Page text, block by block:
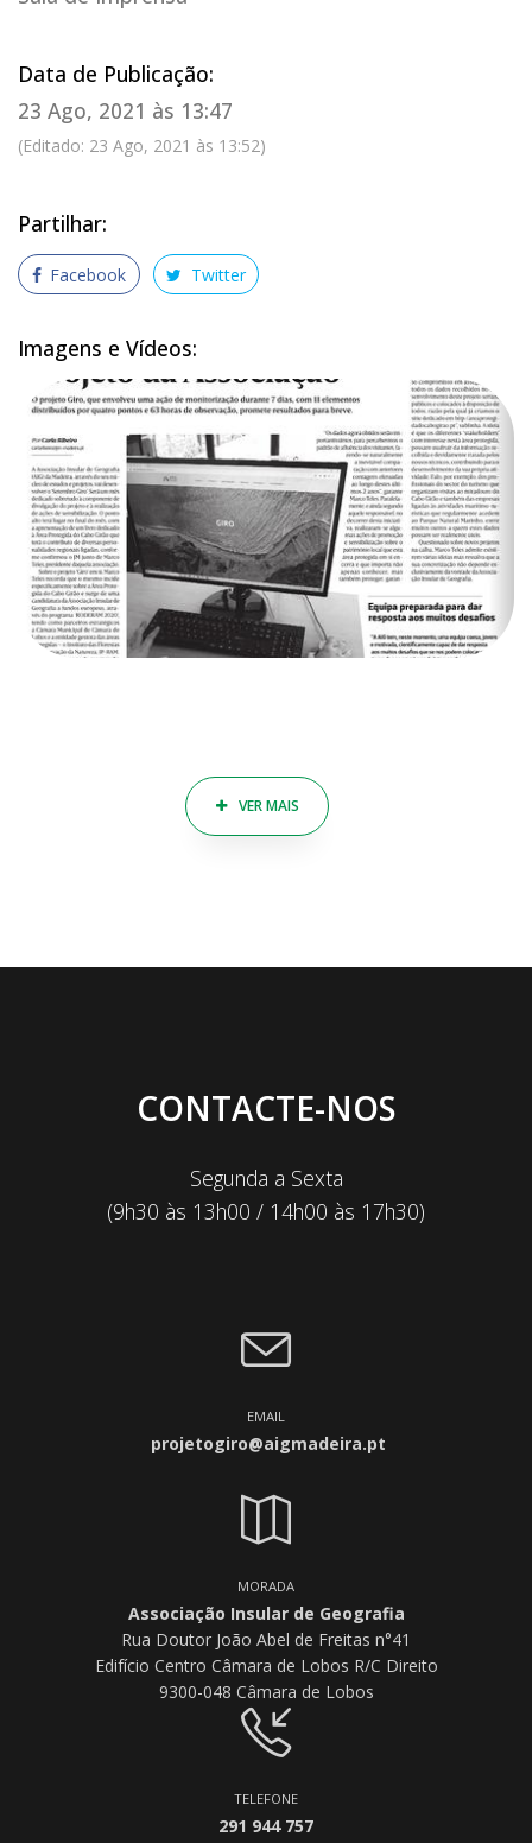
Data de Publicação:
23 Ago, 2021 às 13:47
(Editado: 23 Ago, 2021 às 13:52)
Partilhar:
Facebook Twitter
Imagens e Vídeos:
VER MAIS
CONTACTE-NOS
Segunda a Sexta
(9h30 às 13h00 / 14h00 às 17h30)
EMAIL
projetogiro@aigmadeira.pt
MORADA
Associação Insular de Geografia
Rua Doutor João Abel de Freitas n°41
Edifício Centro Câmara de Lobos R/C Direito
9300-048 Câmara de Lobos
TELEFONE
291 944 757